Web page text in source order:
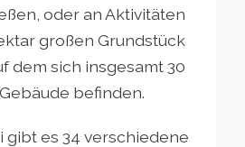
oder an Aktivitäten
großen Grundstück
dem sich insgesamt 30
befinden.
gibt es 34 verschiedene